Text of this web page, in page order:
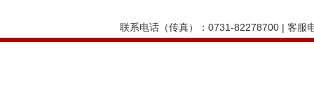
联系电话（传真）：0731-82278700 | 客服